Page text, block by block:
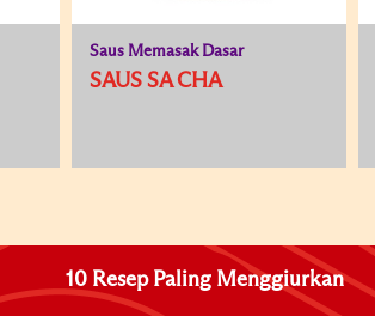
Saus Memasak Dasar
SAUS SA CHA
10 Resep Paling Menggiurkan